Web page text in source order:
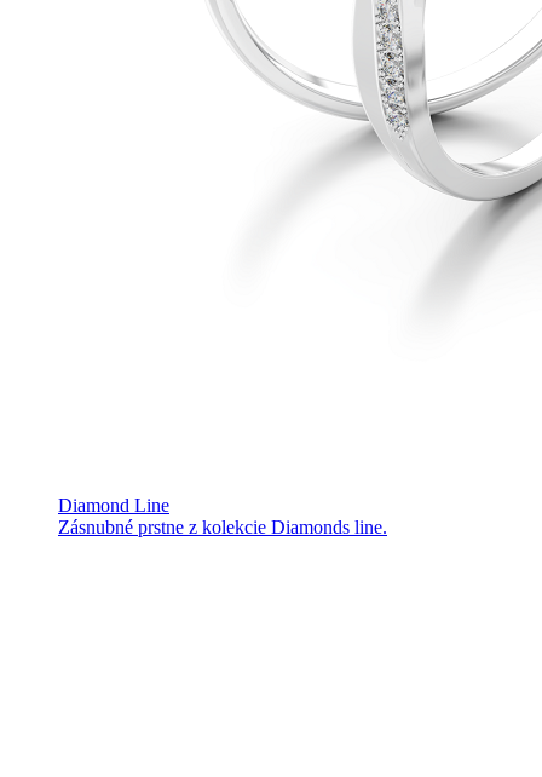
Diamond Line
Zásnubné prstne z kolekcie Diamonds line.